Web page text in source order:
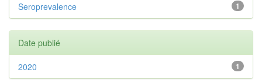
1
Seroprevalence
Date publié
1
2020